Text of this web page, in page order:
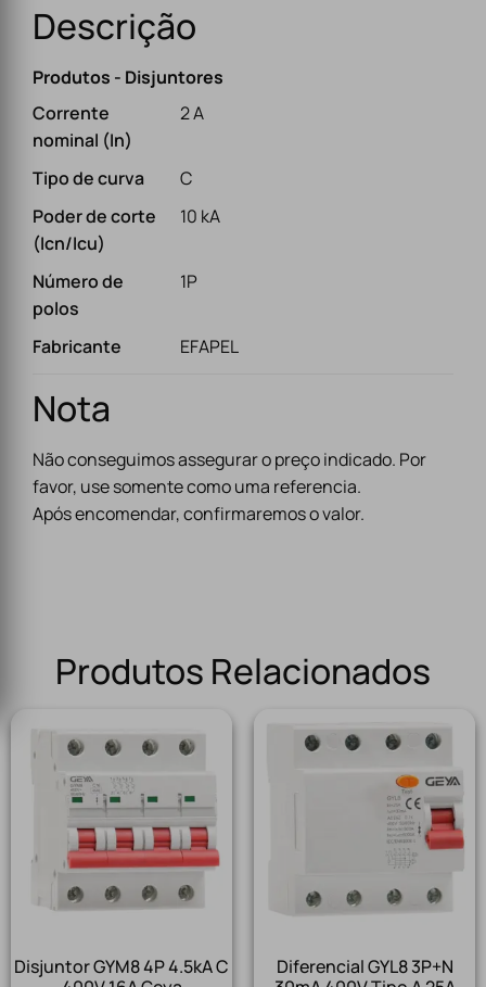
Descrição
Produtos - Disjuntores
Corrente
nominal (In)
2 A
Tipo de curva
C
Poder de corte
(Icn/Icu)
10 kA
Número de
polos
1P
Fabricante EFAPEL
Nota
Não conseguimos assegurar o preço indicado. Por
favor, use somente como uma referencia.
Após encomendar, confirmaremos o valor.
Produtos Relacionados
Disjuntor GYM8 4P 4.5kA C
Diferencial GYL8 3P+N